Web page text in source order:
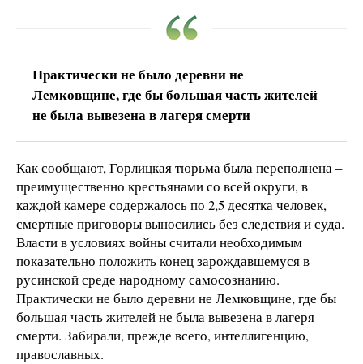
Практически не было деревни не
Лемковщине, где бы большая часть жителей
не была вывезена в лагеря смерти
Как сообщают, Горлицкая тюрьма была переполнена –
преимущественно крестьянами со всей округи, в
каждой камере содержалось по 2,5 десятка человек,
смертные приговоры выносились без следствия и суда.
Власти в условиях войны считали необходимым
показательно положить конец зарождавшемуся в
русинской среде народному самосознанию.
Практически не было деревни не Лемковщине, где бы
большая часть жителей не была вывезена в лагеря
смерти. Забирали, прежде всего, интеллигенцию,
православных.